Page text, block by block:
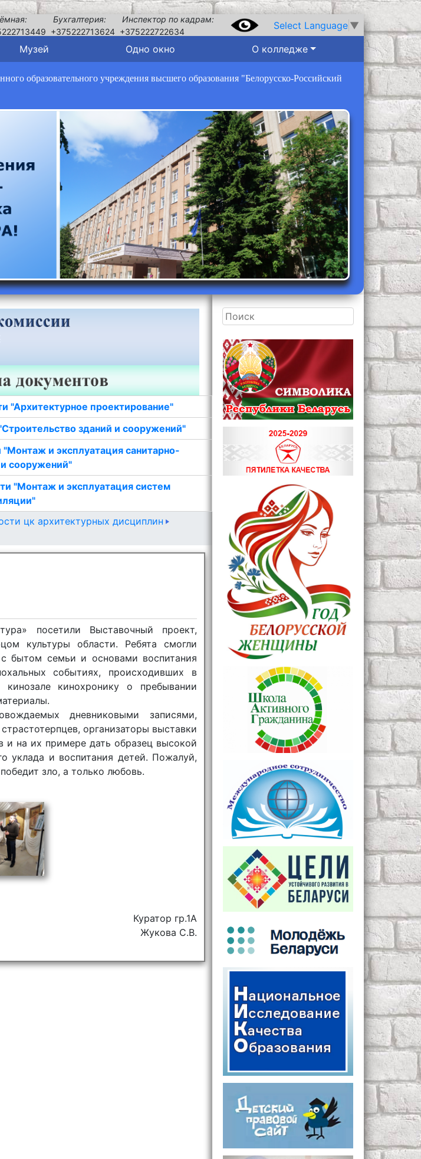
Бухгалтерия:
+375222713624
Инспектор по кадрам:
+375222722634
Select Language ▼
Музей Одно окно О колледже
образовательного учреждения высшего образования "Белорусско-Российский
"Архитектурное проектирование"
зданий и сооружений"
и эксплуатация санитарно-
и сооружений"
"Монтаж и эксплуатация систем
цк архитектурных дисциплин
посетили Выставочный проект,
культуры области. Ребята смогли
с бытом семьи и основами воспитания
событиях, происходивших в
кинохронику о пребывании
дневниковыми записями,
организаторы выставки
и на их примере дать образец высокой
уклада и воспитания детей. Пожалуй,
зло, а только любовь.
Куратор гр.1А
Жукова С.В.